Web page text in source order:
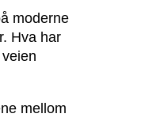
moderne
Hva har
mellom